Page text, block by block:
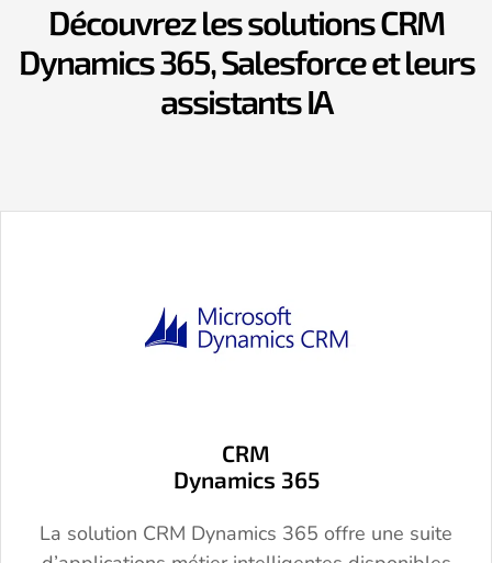
Découvrez les solutions CRM
Dynamics 365, Salesforce et leurs
assistants IA
CRM
Dynamics 365
La solution CRM Dynamics 365 offre une suite